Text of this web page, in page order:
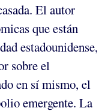
El autor
que están
estadounidense,
sobre el
en sí mismo, el
emergente. La